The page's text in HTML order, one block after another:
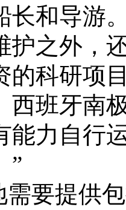
长和导游
护之外，
的科研项
西班牙南
能力自行
”
需要提供